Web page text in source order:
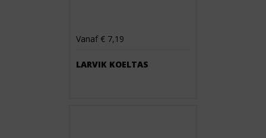
Vanaf € 7,19
LARVIK KOELTAS